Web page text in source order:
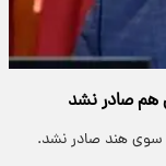
هم صادر نشد
سوی هند صادر نشد.